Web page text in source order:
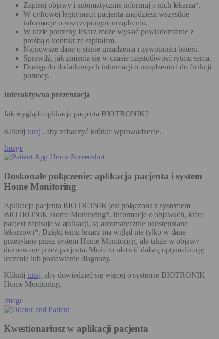
Zapisuj objawy i automatycznie informuj o nich lekarza*.
W cyfrowej legitymacji pacjenta znajdziesz wszystkie
informacje o wszczepionym urządzeniu.
W razie potrzeby lekarz może wysłać powiadomienie z
prośbą o kontakt ze szpitalem.
Najnowsze dane o stanie urządzenia i żywotności baterii.
Sprawdź, jak zmienia się w czasie częstotliwość rytmu serca.
Dostęp do dodatkowych informacji o urządzeniu i do funkcji
pomocy.
Interaktywna prezentacja
Jak wygląda aplikacja pacjenta BIOTRONIK?
Kliknij tutaj , aby zobaczyć krótkie wprowadzenie.
Image
Doskonałe połączenie: aplikacja pacjenta i system
Home Monitoring
Aplikacja pacjenta BIOTRONIK jest połączona z systemem
BIOTRONIK Home Monitoring*. Informacje o objawach, które
pacjent zapisuje w aplikacji, są automatycznie udostępniane
lekarzowi*. Dzięki temu lekarz ma wgląd nie tylko w dane
przesyłane przez system Home Monitoring, ale także w objawy
doznawane przez pacjenta. Może to ułatwić dalszą optymalizację
leczenia lub postawienie diagnozy.
Kliknij tutaj, aby dowiedzieć się więcej o systemie BIOTRONIK
Home Monitoring.
Image
Kwestionariusz w aplikacji pacjenta